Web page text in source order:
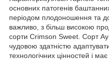
основних патогенів
періодом плодоношення та
важливо, з більш високою
сорти Crimson Sweet. Сорт Ау
чудовою здатністю
технологічних цінностей і